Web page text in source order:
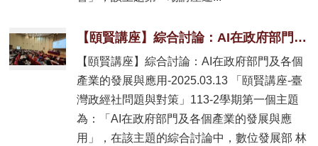
【頤賢講座】綜合討論：AI在政府部門及各個產業的發展與應用-2025.03.13
【頤賢講座】綜合討論：AI在政府部門及各個
產業的發展與應用-2025.03.13 「頤賢講座-臺
灣政經社問題與對策」113-2學期第一個主題
為：「AI在政府部門及各個產業的發展與應
用」，在該主題的綜合討論中，數位發展部 林